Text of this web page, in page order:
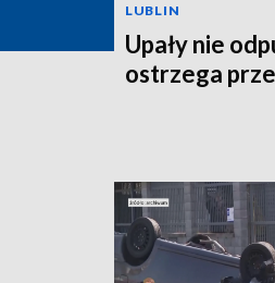
LUBLIN
Upały nie
ostrzega